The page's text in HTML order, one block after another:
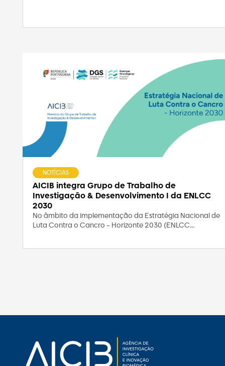
AICIB integra Grupo de Trabalho de
Investigação & Desenvolvimento I da ENLCC
2030
NOTÍCIAS
No âmbito da implementação da Estratégia Nacional de
Luta Contra o Cancro – Horizonte 2030 (ENLCC...